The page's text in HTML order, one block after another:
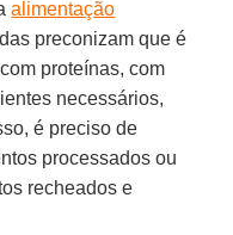
alimentação
preconizam que é
proteínas, com
necessários,
é preciso de
processados ou
recheados e